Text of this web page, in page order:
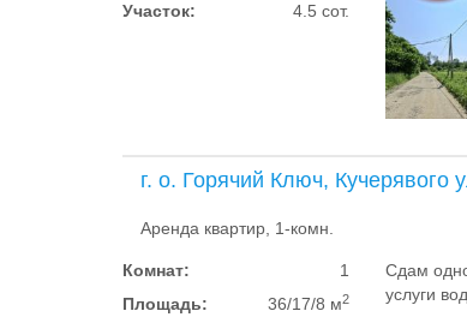
Участок: 4.5 сот.
г. о. Горячий Ключ, Кучерявого
Аренда квартир, 1-комн.
Комнат:
1
Площадь:
36/17/8 м2
Сдам
услуги